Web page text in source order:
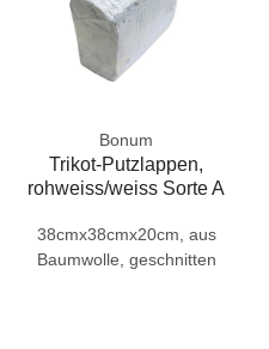
Bonum
Trikot-Putzlappen,
rohweiss/weiss Sorte A
38cmx38cmx20cm, aus
Baumwolle, geschnitten